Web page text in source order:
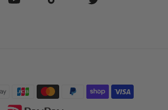
YouTube TikTok Twitter